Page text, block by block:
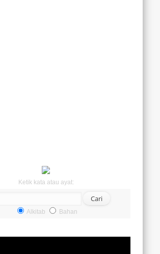
Ketik kata atau ayat:
Alkitab Bahan